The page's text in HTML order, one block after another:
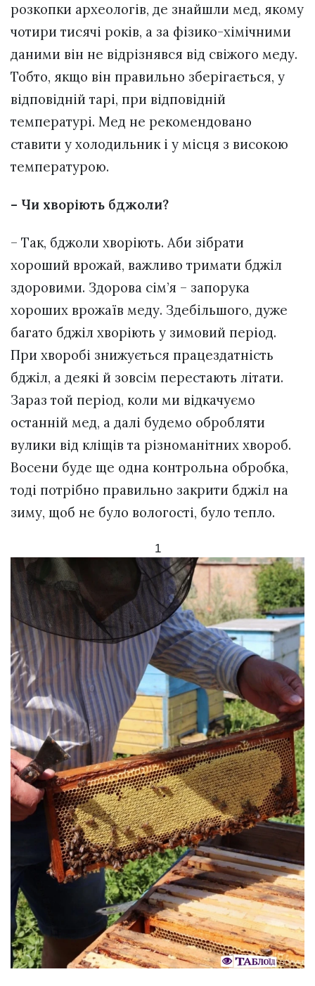
розкопки археологів, де знайшли мед, якому
чотири тисячі років, а за фізико-хімічними
даними він не відрізнявся від свіжого меду.
Тобто, якщо він правильно зберігається, у
відповідній тарі, при відповідній
температурі. Мед не рекомендовано
ставити у холодильник і у місця з високою
температурою.
– Чи хворіють бджоли?
– Так, бджоли хворіють. Аби зібрати
хороший врожай, важливо тримати бджіл
здоровими. Здорова сім’я – запорука
хороших врожаїв меду. Здебільшого, дуже
багато бджіл хворіють у зимовий період.
При хворобі знижується працездатність
бджіл, а деякі й зовсім перестають літати.
Зараз той період, коли ми відкачуємо
останній мед, а далі будемо обробляти
вулики від кліщів та різноманітних хвороб.
Восени буде ще одна контрольна обробка,
тоді потрібно правильно закрити бджіл на
зиму, щоб не було вологості, було тепло.
1